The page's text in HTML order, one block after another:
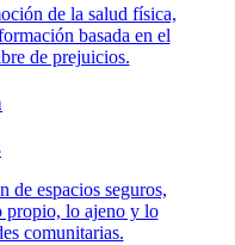
de la salud física,
basada en el
de prejuicios.
de espacios seguros,
propio, lo ajeno y lo
comunitarias.